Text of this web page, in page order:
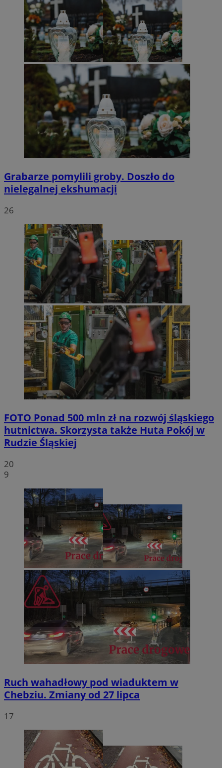
Grabarze pomylili groby. Doszło do
nielegalnej ekshumacji
26
FOTO Ponad 500 mln zł na rozwój śląskiego
hutnictwa. Skorzysta także Huta Pokój w
Rudzie Śląskiej
20
9
Ruch wahadłowy pod wiaduktem w
Chebziu. Zmiany od 27 lipca
17